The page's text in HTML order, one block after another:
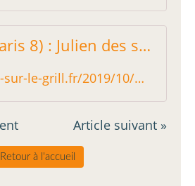
Origines (Paris 8) : Julien des sources - Restos sur le Grill - Blog critique des restaurants de Paris indépendant !
http://restos-sur-le-grill.fr/2019/10/origines-paris-8-julien-des-sources.html
Article suivant »
Retour à l'accueil